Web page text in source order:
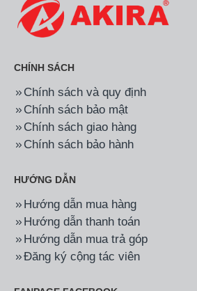
CHÍNH SÁCH
Chính sách và quy định
Chính sách bảo mật
Chính sách giao hàng
Chính sách bảo hành
HƯỚNG DẪN
Hướng dẫn mua hàng
Hướng dẫn thanh toán
Hướng dẫn mua trả góp
Đăng ký cộng tác viên